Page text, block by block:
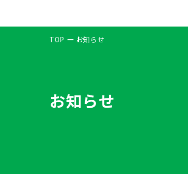
TOP お知らせ
お知らせ